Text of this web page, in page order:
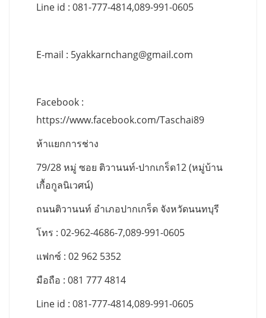
Line id : 081-777-4814,089-991-0605
E-mail : 5yakkarnchang@gmail.com
Facebook :
https://www.facebook.com/Taschai89
ห้าแยกการช่าง
79/28 หมู่ ซอย ติวานนท์-ปากเกร็ด12 (หมู่บ้าน
เกื้อกูลนิเวศน์)
ถนนติวานนท์ อำเภอปากเกร็ด จังหวัดนนทบุรี
โทร : 02-962-4686-7,089-991-0605
แฟกซ์ : 02 962 5352
มือถือ : 081 777 4814
Line id : 081-777-4814,089-991-0605